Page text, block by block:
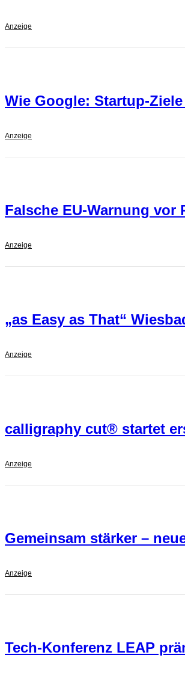
Anzeige
Wie Google: Startup-
Anzeige
Falsche EU-Warnung vor
Anzeige
„as Easy as That“
Anzeige
calligraphy cut® startet
Anzeige
Gemeinsam stärker –
Anzeige
Tech-Konferenz LEAP